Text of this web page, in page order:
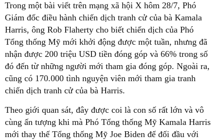
Trong một bài viết trên mạng xã hội X hôm 28/7, Phó
Giám đốc điều hành chiến dịch tranh cử của bà Kamala
Harris, ông Rob Flaherty cho biết chiến dịch của Phó
Tổng thống Mỹ mới khởi động được một tuần, nhưng đã
nhận được 200 triệu USD tiền đóng góp và 66% trong số
đó đến từ những người mới tham gia đóng góp. Ngoài ra,
cũng có 170.000 tình nguyện viên mới tham gia tranh
chiến dịch tranh cử của bà Harris.
Theo giới quan sát, đây được coi là con số rất lớn và vô
cùng ấn tượng khi mà Phó Tổng thống Mỹ Kamala Harris
mới thay thế Tổng thống Mỹ Joe Biden để đối đầu với